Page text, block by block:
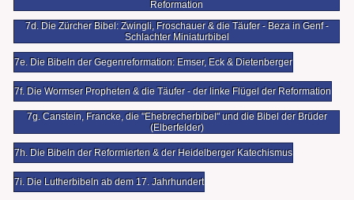
Reformation
7d. Die Zürcher Bibel: Zwingli, Froschauer & die Täufer - Beza in Genf -
Schlachter Miniaturbibel
7e. Die Bibeln der Gegenreformation: Emser, Eck & Dietenberger
7f. Die Wormser Propheten & die Täufer - der linke Flügel der Reformation
7g. Canstein, Francke, die "Ehebrecherbibel" und die Bibel der Brüder
(Elberfelder)
7h. Die Bibeln der Reformierten & der Heidelberger Katechismus
7i. Die Lutherbibeln ab dem 17. Jahrhundert